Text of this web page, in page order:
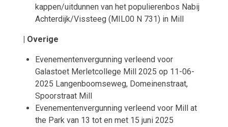
kappen/uitdunnen van het populierenbos Nabij
Achterdijk/Vissteeg (MIL00 N 731) in Mill
| Overige
Evenementenvergunning verleend voor
Galastoet Merletcollege Mill 2025 op 11-06-
2025 Langenboomseweg, Domeinenstraat,
Spoorstraat Mill
Evenementenvergunning verleend voor Mill at
the Park van 13 tot en met 15 juni 2025